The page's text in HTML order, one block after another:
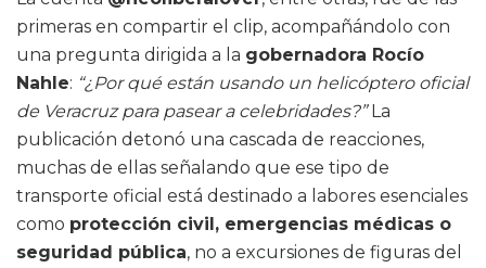
primeras en compartir el clip, acompañándolo con
una pregunta dirigida a la gobernadora Rocío
Nahle: “¿Por qué están usando un helicóptero oficial
de Veracruz para pasear a celebridades?”La
publicación detonó una cascada de reacciones,
muchas de ellas señalando que ese tipo de
transporte oficial está destinado a labores esenciales
como protección civil, emergencias médicas o
seguridad pública, no a excursiones de figuras del